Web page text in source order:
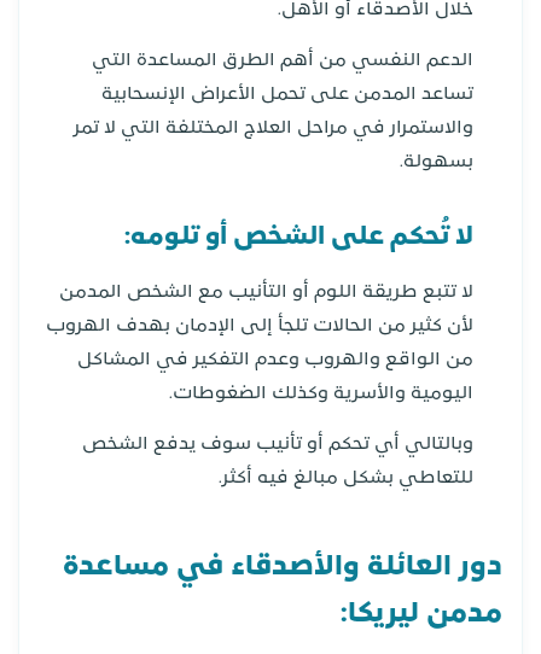
خلال الأصدقاء أو الأهل.
الدعم النفسي من أهم الطرق المساعدة التي
تساعد المدمن على تحمل الأعراض الإنسحابية
والاستمرار في مراحل العلاج المختلفة التي لا تمر
بسهولة.
لا تُحكم على الشخص أو تلومه:
لا تتبع طريقة اللوم أو التأنيب مع الشخص المدمن
لأن كثير من الحالات تلجأ إلى الإدمان بهدف الهروب
من الواقع والهروب وعدم التفكير في المشاكل
اليومية والأسرية وكذلك الضغوطات.
وبالتالي أي تحكم أو تأنيب سوف يدفع الشخص
للتعاطي بشكل مبالغ فيه أكثر.
دور العائلة والأصدقاء في مساعدة
مدمن ليريكا: